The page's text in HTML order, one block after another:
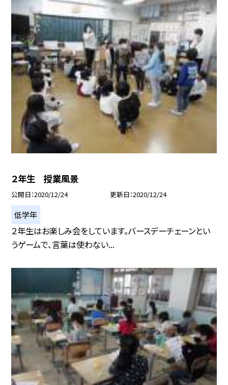
２年生 授業風景
公開日 2020/12/24 更新日 2020/12/24
低学年
２年生はお楽しみ会をしています。バースデーチェーンとい
うゲームで、言葉は使わない...